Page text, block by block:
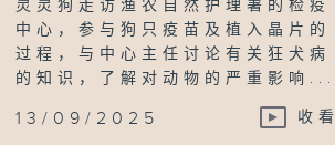
灵灵狗走访渔农自然护理署的检疫
中心，参与狗只疫苗及植入晶片的
过程，与中心主任讨论有关狂犬病
的知识，了解对动物的严重影响...
13/09/2025 收看